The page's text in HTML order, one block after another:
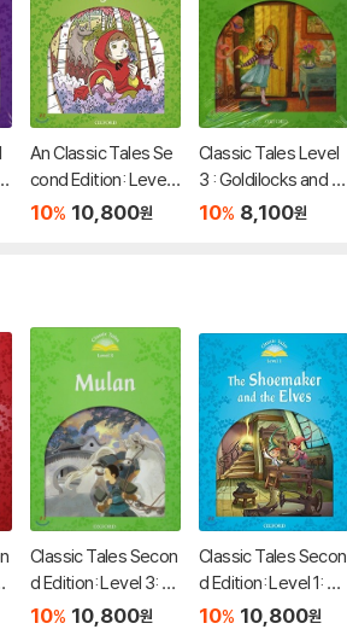
An Classic Tales Se
cond Edition: Level
3: Little Red Riding H
10% 10,800원
Classic Tales Level
3 : Goldilocks and T
hree Bears (Studen
10% 8,100원
Classic Tales Secon
d Edition: Level 3: M
ulan Audio Pack
10% 10,800원
Classic Tales Secon
d Edition: Level 1: Th
e Shoemaker and th
10% 10,800원